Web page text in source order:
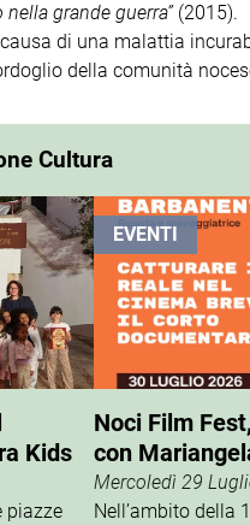
grande guerra”(2015).
di una malattia
della comunità
Cultura
Kids
piazze
EVENTI
Noci Film
con
Mercoledì 29
Nell’ambito della